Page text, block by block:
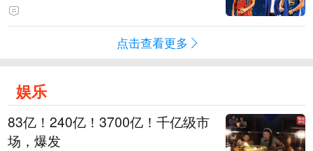
点击查看更多
娱乐
83亿！240亿！3700亿！千亿级市
场，爆发